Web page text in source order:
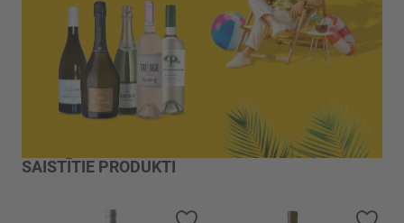
SAISTĪTIE PRODUKTI